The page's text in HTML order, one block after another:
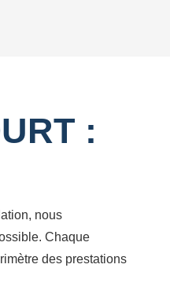
:
nous
Chaque
des prestations